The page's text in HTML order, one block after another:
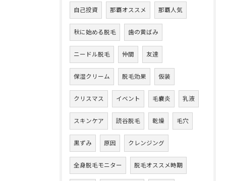
自己投資 那覇オススメ 那覇人気
秋に始める脱毛 歯の黄ばみ
ニードル脱毛 仲間 友達
保湿クリーム 脱毛効果 仮装
クリスマス イベント 毛嚢炎 乳液
スキンケア 読谷脱毛 乾燥 毛穴
黒ずみ 原因 クレンジング
全身脱毛モニター 脱毛オススメ時期